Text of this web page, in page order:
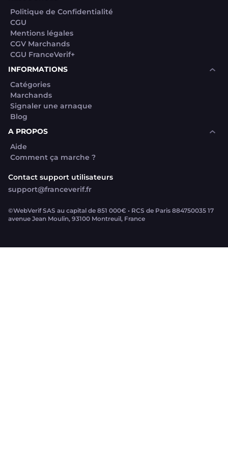
Politique de Confidentialité
CGU
Mentions légales
CGV Marchands
CGU FranceVerif+
INFORMATIONS
Catégories
Marchands
Signaler une arnaque
Blog
A PROPOS
Aide
Comment ça marche ?
Contact support utilisateurs
support@franceverif.fr
©WebVerif SAS au capital de 851 000€ • RCS de Paris 884750035 17
avenue Jean Moulin, 93100 Montreuil, France